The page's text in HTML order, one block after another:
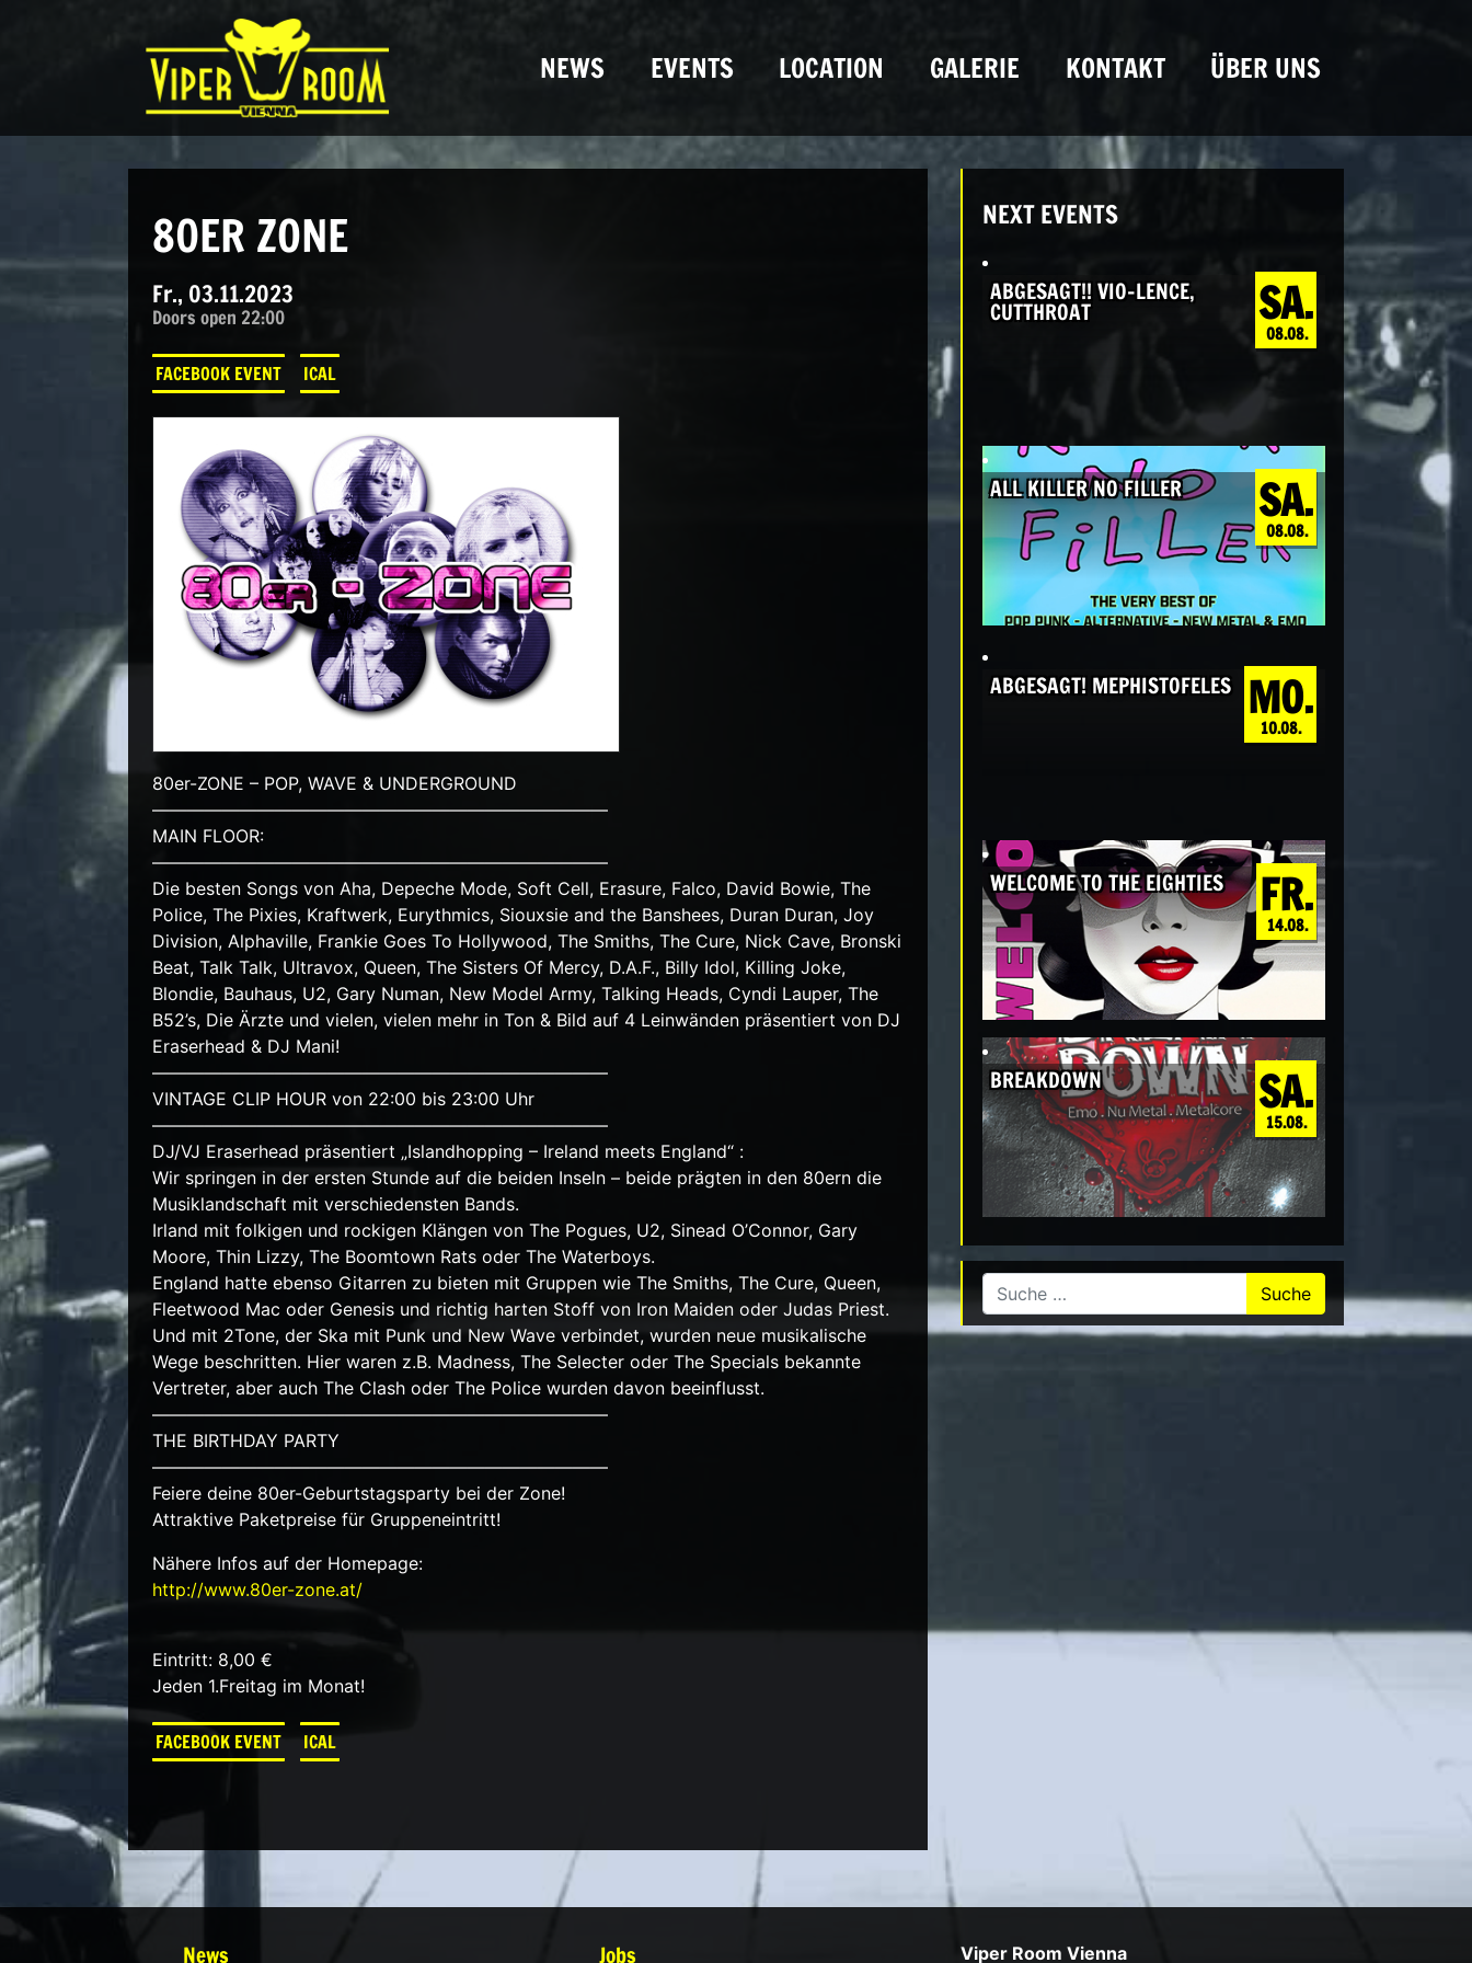
Hauptnavigation NEWS EVENTS LOCATION GALERIE KONTAKT ÜBER UNS
80ER ZONE
Fr., 03.11.2023
Doors open 22:00
FACEBOOK EVENT ICAL
80er-ZONE – POP, WAVE & UNDERGROUND
——————————————————————————
MAIN FLOOR:
——————————————————————————
Die besten Songs von Aha, Depeche Mode, Soft Cell, Erasure, Falco, David Bowie, The
Police, The Pixies, Kraftwerk, Eurythmics, Siouxsie and the Banshees, Duran Duran, Joy
Division, Alphaville, Frankie Goes To Hollywood, The Smiths, The Cure, Nick Cave, Bronski
Beat, Talk Talk, Ultravox, Queen, The Sisters Of Mercy, D.A.F., Billy Idol, Killing Joke,
Blondie, Bauhaus, U2, Gary Numan, New Model Army, Talking Heads, Cyndi Lauper, The
B52’s, Die Ärzte und vielen, vielen mehr in Ton & Bild auf 4 Leinwänden präsentiert von DJ
Eraserhead & DJ Mani!
——————————————————————————
VINTAGE CLIP HOUR von 22:00 bis 23:00 Uhr
——————————————————————————
DJ/VJ Eraserhead präsentiert „Islandhopping – Ireland meets England“ :
Wir springen in der ersten Stunde auf die beiden Inseln – beide prägten in den 80ern die
Musiklandschaft mit verschiedensten Bands.
Irland mit folkigen und rockigen Klängen von The Pogues, U2, Sinead O’Connor, Gary
Moore, Thin Lizzy, The Boomtown Rats oder The Waterboys.
England hatte ebenso Gitarren zu bieten mit Gruppen wie The Smiths, The Cure, Queen,
Fleetwood Mac oder Genesis und richtig harten Stoff von Iron Maiden oder Judas Priest.
Und mit 2Tone, der Ska mit Punk und New Wave verbindet, wurden neue musikalische
Wege beschritten. Hier waren z.B. Madness, The Selecter oder The Specials bekannte
Vertreter, aber auch The Clash oder The Police wurden davon beeinflusst.
——————————————————————————
THE BIRTHDAY PARTY
——————————————————————————
Feiere deine 80er-Geburtstagsparty bei der Zone!
Attraktive Paketpreise für Gruppeneintritt!
Nähere Infos auf der Homepage:
http://www.80er-zone.at/
Eintritt: 8,00 €
Jeden 1.Freitag im Monat!
FACEBOOK EVENT ICAL
NEXT EVENTS
SA.
08.08.
ABGESAGT!! VIO-LENCE,
CUTTHROAT
SA.
08.08.
ALL KILLER NO FILLER
MO.
10.08.
ABGESAGT! MEPHISTOFELES
FR.
14.08.
WELCOME TO THE EIGHTIES
SA.
15.08.
BREAKDOWN
Suche nach:
News Jobs Viper Room Vienna